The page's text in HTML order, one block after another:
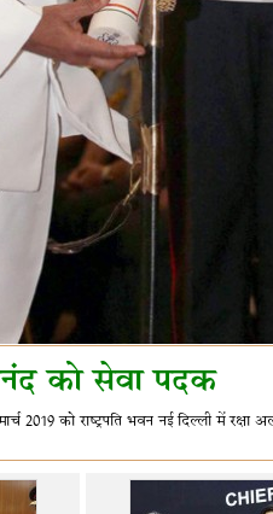
को सेवा पदक
मार्च 2019 को राष्ट्रपति भवन नई दिल्ली में